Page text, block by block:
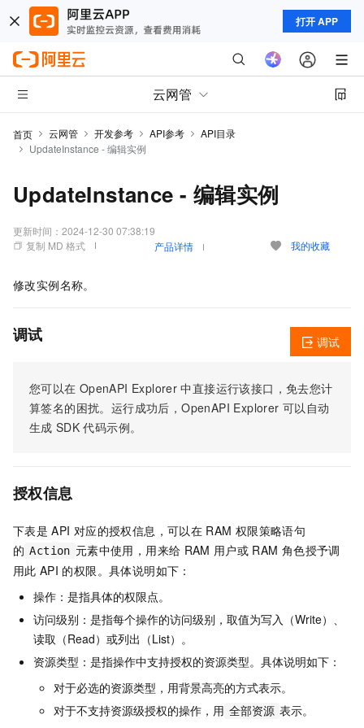
打开 APP
云网管
首页 云网管 开发参考 API参考
API目录
UpdateInstance - 编辑实例
UpdateInstance - 编辑实例
更新时间： 2024-12-30 07:38:19
复制 MD 格式
产品详情 我的收藏
修改实例名称。
调试
您可以在 OpenAPI Explorer 中直接运行该接口，免去您计
算签名的困扰。运行成功后，OpenAPI Explorer 可以自动
生成 SDK 代码示例。
调试
授权信息
下表是 API 对应的授权信息，可以在 RAM 权限策略语句
的 Action 元素中使用，用来给 RAM 用户或 RAM 角色授予调
用此 API 的权限。具体说明如下：
操作：是指具体的权限点。
访问级别：是指每个操作的访问级别，取值为写入（Write）、
读取（Read）或列出（List）。
资源类型：是指操作中支持授权的资源类型。具体说明如下：
对于必选的资源类型，用背景高亮的方式表示。
对于不支持资源级授权的操作，用 全部资源 表示。